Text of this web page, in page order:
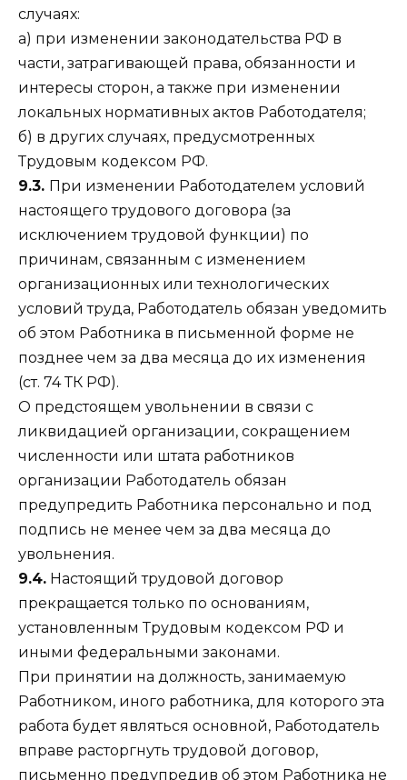
случаях:
а) при изменении законодательства РФ в
части, затрагивающей права, обязанности и
интересы сторон, а также при изменении
локальных нормативных актов Работодателя;
б) в других случаях, предусмотренных
Трудовым кодексом РФ.
9.3. При изменении Работодателем условий
настоящего трудового договора (за
исключением трудовой функции) по
причинам, связанным с изменением
организационных или технологических
условий труда, Работодатель обязан уведомить
об этом Работника в письменной форме не
позднее чем за два месяца до их изменения
(ст. 74 ТК РФ).
О предстоящем увольнении в связи с
ликвидацией организации, сокращением
численности или штата работников
организации Работодатель обязан
предупредить Работника персонально и под
подпись не менее чем за два месяца до
увольнения.
9.4. Настоящий трудовой договор
прекращается только по основаниям,
установленным Трудовым кодексом РФ и
иными федеральными законами.
При принятии на должность, занимаемую
Работником, иного работника, для которого эта
работа будет являться основной, Работодатель
вправе расторгнуть трудовой договор,
письменно предупредив об этом Работника не